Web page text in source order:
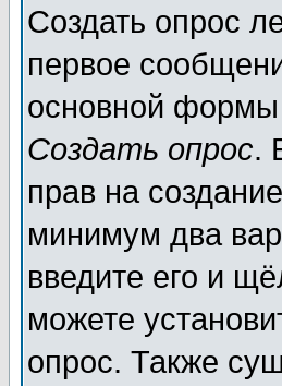
Создать опрос
первое
основной
Создать опрос.
прав на
минимум два
введите его и
можете
опрос. Также